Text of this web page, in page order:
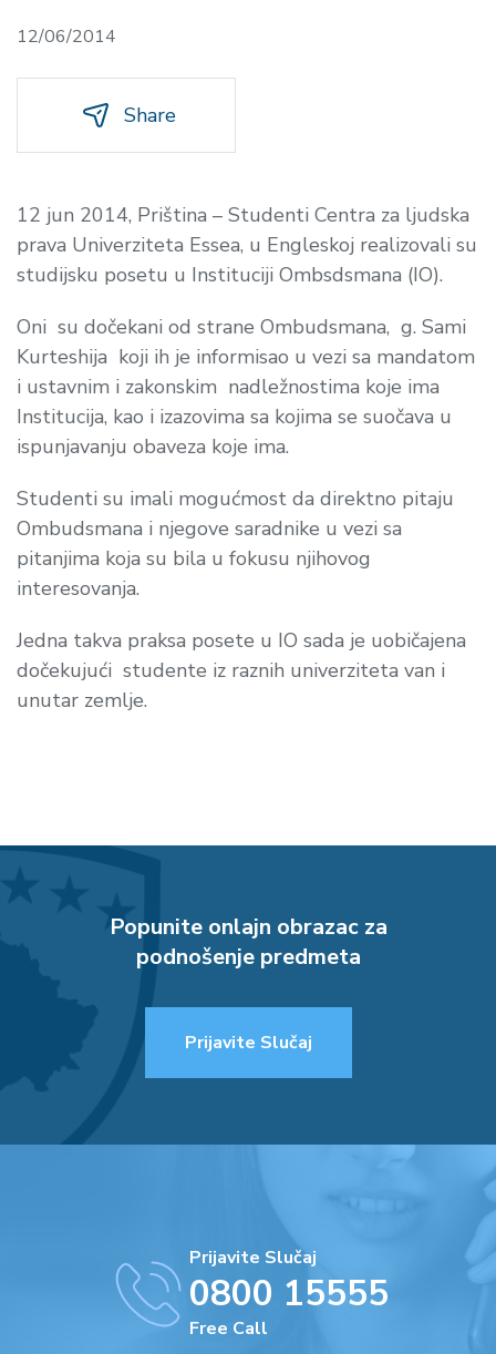
12/06/2014
Share
12 jun 2014, Priština – Studenti Centra za ljudska
prava Univerziteta Essea, u Engleskoj realizovali su
studijsku posetu u Instituciji Ombsdsmana (IO).
Oni su dočekani od strane Ombudsmana, g. Sami
Kurteshija koji ih je informisao u vezi sa mandatom
i ustavnim i zakonskim nadležnostima koje ima
Institucija, kao i izazovima sa kojima se suočava u
ispunjavanju obaveza koje ima.
Studenti su imali mogućmost da direktno pitaju
Ombudsmana i njegove saradnike u vezi sa
pitanjima koja su bila u fokusu njihovog
interesovanja.
Jedna takva praksa posete u IO sada je uobičajena
dočekujući studente iz raznih univerziteta van i
unutar zemlje.
Popunite onlajn obrazac za
podnošenje predmeta
Prijavite Slučaj
Prijavite Slučaj
0800 15555
Free Call